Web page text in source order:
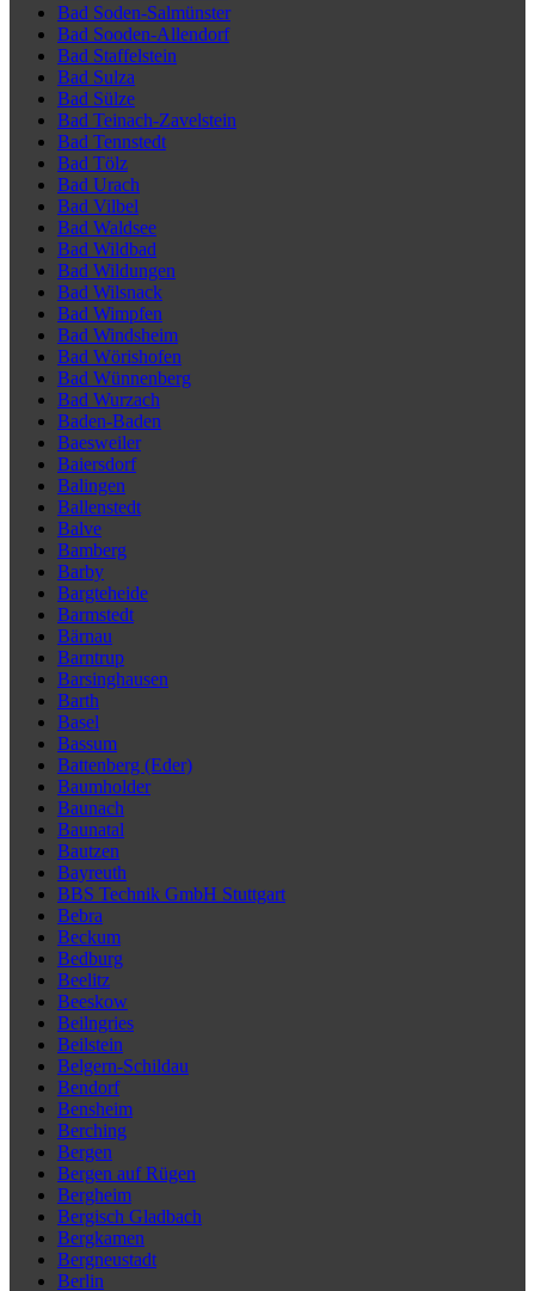
Bad Soden-Salmünster
Bad Sooden-Allendorf
Bad Staffelstein
Bad Sulza
Bad Sülze
Bad Teinach-Zavelstein
Bad Tennstedt
Bad Tölz
Bad Urach
Bad Vilbel
Bad Waldsee
Bad Wildbad
Bad Wildungen
Bad Wilsnack
Bad Wimpfen
Bad Windsheim
Bad Wörishofen
Bad Wünnenberg
Bad Wurzach
Baden-Baden
Baesweiler
Baiersdorf
Balingen
Ballenstedt
Balve
Bamberg
Barby
Bargteheide
Barmstedt
Bärnau
Barntrup
Barsinghausen
Barth
Basel
Bassum
Battenberg (Eder)
Baumholder
Baunach
Baunatal
Bautzen
Bayreuth
BBS Technik GmbH Stuttgart
Bebra
Beckum
Bedburg
Beelitz
Beeskow
Beilngries
Beilstein
Belgern-Schildau
Bendorf
Bensheim
Berching
Bergen
Bergen auf Rügen
Bergheim
Bergisch Gladbach
Bergkamen
Bergneustadt
Berlin